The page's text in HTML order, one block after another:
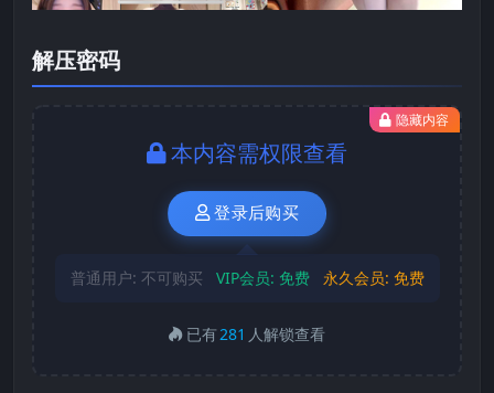
解压密码
隐藏内容
本内容需权限查看
登录后购买
普通用户: 不可购买 VIP会员: 免费 永久会员: 免费
已有281 人解锁查看